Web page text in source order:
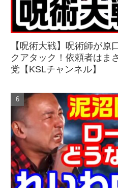
【呪術大戦】呪術師が原
クアタック！依頼者はま
党【KSLチャンネル】